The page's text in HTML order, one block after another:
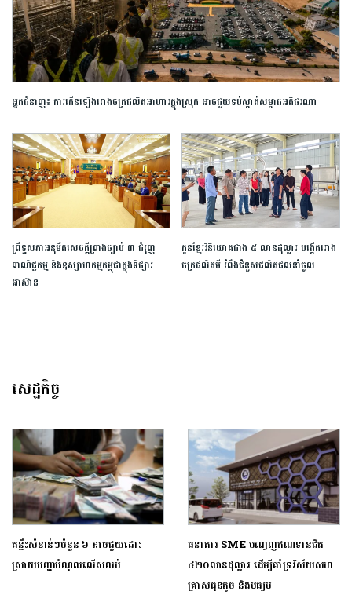
​អ្នកជំនាញ​៖ ​ការ​កើនឡើង​រោងចក្រ​ផលិត​អាហារ​ក្នុង​ស្រុក​ ​អាច​ជួយ​​ទប់ស្កាត់​សម្ពាធ​អតិផរណា
ព្រឹទ្ធសភា​អនុម័ត​សេចក្តីព្រាង​ច្បាប់​ ​៣​ ​ជំរុញ​
ពាណិជ្ជកម្ម​ ​និង​ឧស្សាហកម្ម​កម្ពុជា​ក្នុង​ទីផ្សារ​
អាស៊ាន​
កូនខ្មែរវិនិយោគជាង ៥ លានដុល្លារ បង្កើតរោង
ចក្រផលិតមី រំពឹងជំនួសផលិតផលនាំចូល
សេដ្ឋកិច្ច
គន្លឹះសំខាន់ៗចំនួន ៦ អាចជួយដោះ
ស្រាយបញ្ហាបំណុលលើសលប់
ធនាគារ​ SME ​បញ្ចេញ​ឥណទានជិត
៤២០លាន​ដុល្លារ ដើម្បីគាំទ្រវិស័យ​សហ
គ្រាស​ធុន​តូច និង​មធ្យម​